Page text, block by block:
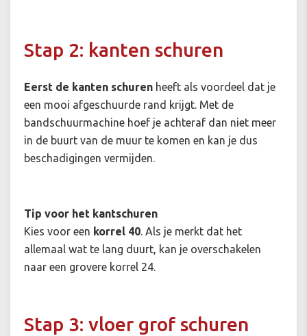
Stap 2: kanten schuren
Eerst de kanten schuren heeft als voordeel dat je
een mooi afgeschuurde rand krijgt. Met de
bandschuurmachine hoef je achteraf dan niet meer
in de buurt van de muur te komen en kan je dus
beschadigingen vermijden.
Tip voor het kantschuren
Kies voor een korrel 40. Als je merkt dat het
allemaal wat te lang duurt, kan je overschakelen
naar een grovere korrel 24.
Stap 3: vloer grof schuren